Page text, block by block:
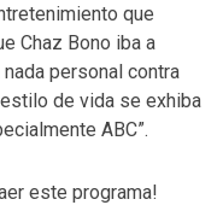
que
Chaz Bono iba a
personal contra
de vida se exhiba
ABC”.
este programa!